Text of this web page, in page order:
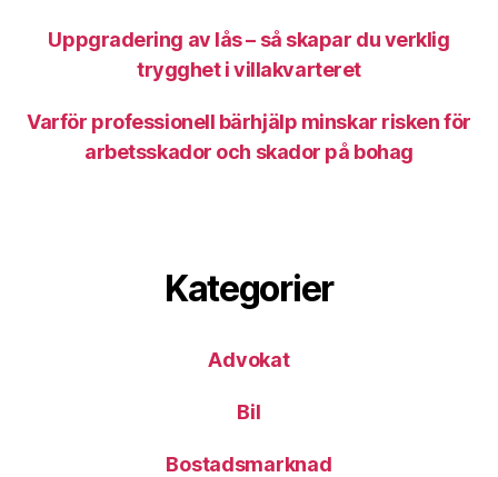
Uppgradering av lås – så skapar du verklig
trygghet i villakvarteret
Varför professionell bärhjälp minskar risken för
arbetsskador och skador på bohag
Kategorier
Advokat
Bil
Bostadsmarknad